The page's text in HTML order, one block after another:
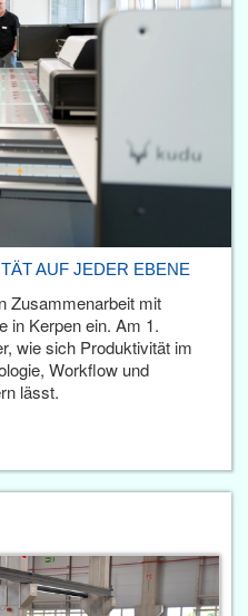
AUF JEDER EBENE
Zusammenarbeit mit
in Kerpen ein. Am 1.
wie sich Produktivität im
Workflow und
lässt.